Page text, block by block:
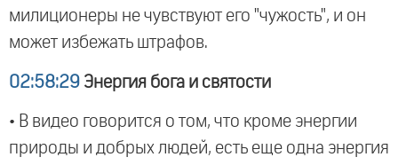
милиционеры не чувствуют его "чужость", и он
может избежать штрафов.
02:58:29 Энергия бога и святости
• В видео говорится о том, что кроме энергии
природы и добрых людей, есть еще одна энергия